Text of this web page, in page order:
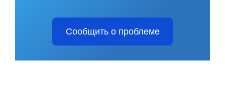
Сообщить о проблеме